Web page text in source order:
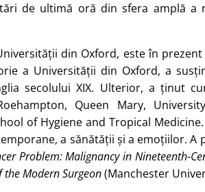
de ultimă oră din sfera amplă a
din Oxford, este în prezent
a Universității din Oxford, a
secolului XIX. Ulterior, a ținut
Queen Mary,
of Hygiene and Tropical
a sănătății și a emoțiilor. A
Problem: Malignancy in Nineteenth-
the Modern Surgeon(Manchester